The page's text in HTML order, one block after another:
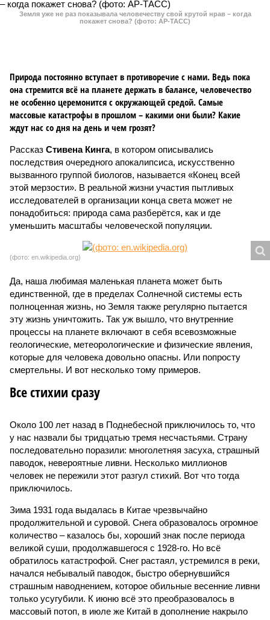
Земля уже не раз показывала человечеству свой крутой нрав – когда
покажет снова? (фото: АР-ТАСС)
Природа постоянно вступает в противоречие с нами. Ведь пока
она стремится всё на планете держать в балансе, человечество
не особенно церемонится с окружающей средой. Самые
массовые катастрофы в прошлом – какими они были? Какие
ждут нас со дня на день и чем грозят?
Рассказ Стивена Кинга, в котором описывались
последствия очередного апокалипсиса, искусственно
вызванного группой биологов, называется «Конец всей
этой мерзости». В реальной жизни участия пытливых
исследователей в организации конца света может не
понадобиться: природа сама разберётся, как и где
уменьшить масштабы человеческой популяции.
(фото: en.wikipedia.org)
Да, наша любимая маленькая планета может быть
единственной, где в пределах Солнечной системы есть
полноценная жизнь, но Земля также регулярно пытается
эту жизнь уничтожить. Так уж вышло, что внутренние
процессы на планете включают в себя всевозможные
геологические, метеорологические и физические явления,
которые для человека довольно опасны. Или попросту
смертельны. И вот несколько тому примеров.
Все стихии сразу
Около 100 лет назад в Поднебесной приключилось то, что
у нас назвали бы тридцатью тремя несчастьями. Страну
последовательно поразили: многолетняя засуха, страшный
паводок, невероятные ливни. Несколько миллионов
человек не пережили этот разгул стихий. Вот что тогда
приключилось.
Зима 1931 года выдалась в Китае чрезвычайно
продолжительной и суровой. Снега образовалось огромное
количество – казалось бы, хороший знак после периода
великой суши, продолжавшегося с 1928-го. Но всё
обратилось катастрофой. Снег растаял, устремился в реки,
начался небывалый паводок, быстро обернувшийся
страшным наводнением, которое обильные весенние ливни
только усугубили. К июню всё это преобразовалось в
массовый потоп, в июле же Китай в дополнение накрыло